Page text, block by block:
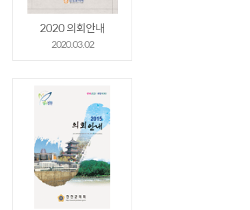
2020 의회안내
2020.03.02